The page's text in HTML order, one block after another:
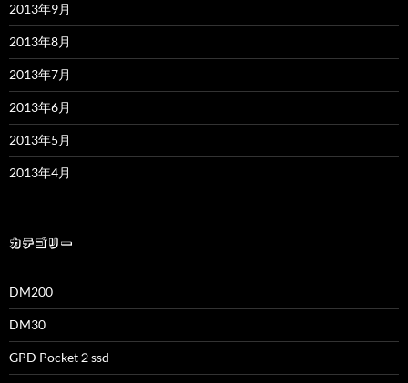
2013年9月
2013年8月
2013年7月
2013年6月
2013年5月
2013年4月
カテゴリー
DM200
DM30
GPD Pocket２ssd